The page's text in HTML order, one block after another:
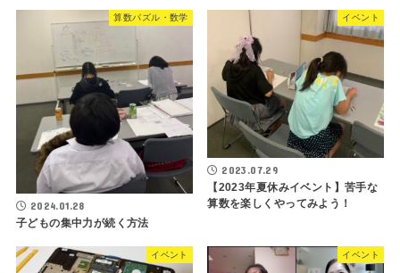
算数パズル・数学
2024.01.28
子どもの集中力が続く方法
イベント
2023.07.29
【2023年夏休みイベント】苦手な
算数を楽しくやってみよう！
イベント イベント